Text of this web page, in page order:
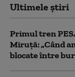
Ultimele știri
Primul tren
Miruță: „Când
blocate între